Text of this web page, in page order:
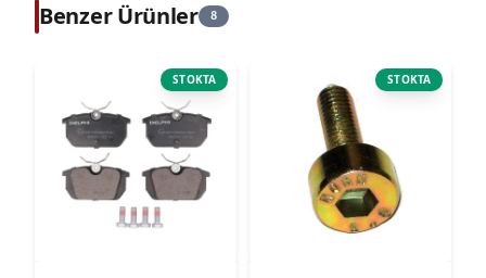
Benzer Ürünler 8
STOKTA STOKTA